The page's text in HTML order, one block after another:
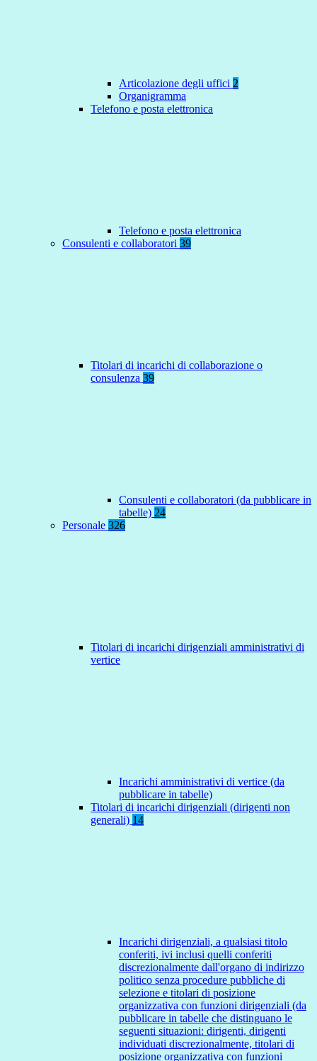
Articolazione degli uffici 2
Organigramma
Telefono e posta elettronica
Telefono e posta elettronica
Consulenti e collaboratori 39
Titolari di incarichi di collaborazione o
consulenza 39
Consulenti e collaboratori (da pubblicare in
tabelle) 24
Personale 326
Titolari di incarichi dirigenziali amministrativi di
vertice
Incarichi amministrativi di vertice (da
pubblicare in tabelle)
Titolari di incarichi dirigenziali (dirigenti non
generali) 14
Incarichi dirigenziali, a qualsiasi titolo
conferiti, ivi inclusi quelli conferiti
discrezionalmente dall'organo di indirizzo
politico senza procedure pubbliche di
selezione e titolari di posizione
organizzativa con funzioni dirigenziali (da
pubblicare in tabelle che distinguano le
seguenti situazioni: dirigenti, dirigenti
individuati discrezionalmente, titolari di
posizione organizzativa con funzioni